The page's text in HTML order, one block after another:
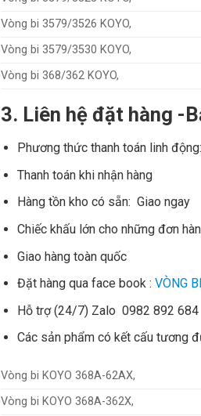
Vòng bi 3579/3526 KOYO,
Vòng bi 3579/3530 KOYO,
Vòng bi 368/362 KOYO,
3. Liên hệ đặt hàng -
Phương thức thanh toán linh
Thanh toán khi nhận hàng
Hàng tồn kho có sẵn: Giao ngay
Chiếc khấu lớn cho những đơn
Giao hàng toàn quốc
Đặt hàng qua face book : VÒNG
Hỗ trợ (24/7) Zalo 0982 892 684
Các sản phẩm có kết cấu tương
Vòng bi KOYO 368A-62AX,
Vòng bi KOYO 368A-362X,